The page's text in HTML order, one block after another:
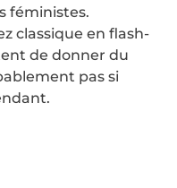
féministes.
classique en flash-
de donner du
pas si